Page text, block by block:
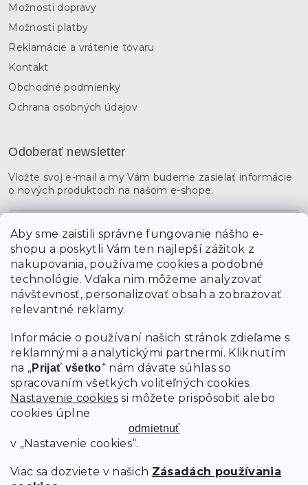
Aby sme zaistili správne fungovanie nášho e-
shopu a poskytli Vám ten najlepší zážitok z
nakupovania, používame cookies a podobné
technológie. Vďaka nim môžeme analyzovať
návštevnosť, personalizovať obsah a zobrazovať
relevantné reklamy.
Informácie o používaní našich stránok zdieľame s
reklamnými a analytickými partnermi. Kliknutím
na „Prijať všetko“ nám dávate súhlas so
spracovaním všetkých voliteľných cookies.
Nastavenie cookies si môžete prispôsobiť alebo
cookies úplne
odmietnuť
v „Nastavenie cookies“.
Viac sa dozviete v našich Zásadách používania
Možnosti dopravy
Možnosti platby
Reklamácie a vrátenie tovaru
Kontakt
Obchodné podmienky
Ochrana osobných údajov
Odoberať newsletter
Vložte svoj e-mail a my Vám budeme zasielať informácie
o nových produktoch na našom e-shope.
Vložením údajov súhlasíte s podmienkami ochrany
osobných údajov
PRIHLÁSIŤ SA